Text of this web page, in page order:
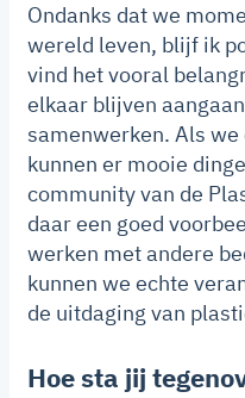
Ondanks dat we
wereld leven, blijf ik
vind het vooral
elkaar blijven
samenwerken. Als
kunnen er mooie
community van de
daar een goed
werken met andere
kunnen we echte
de uitdaging van
Hoe sta jij